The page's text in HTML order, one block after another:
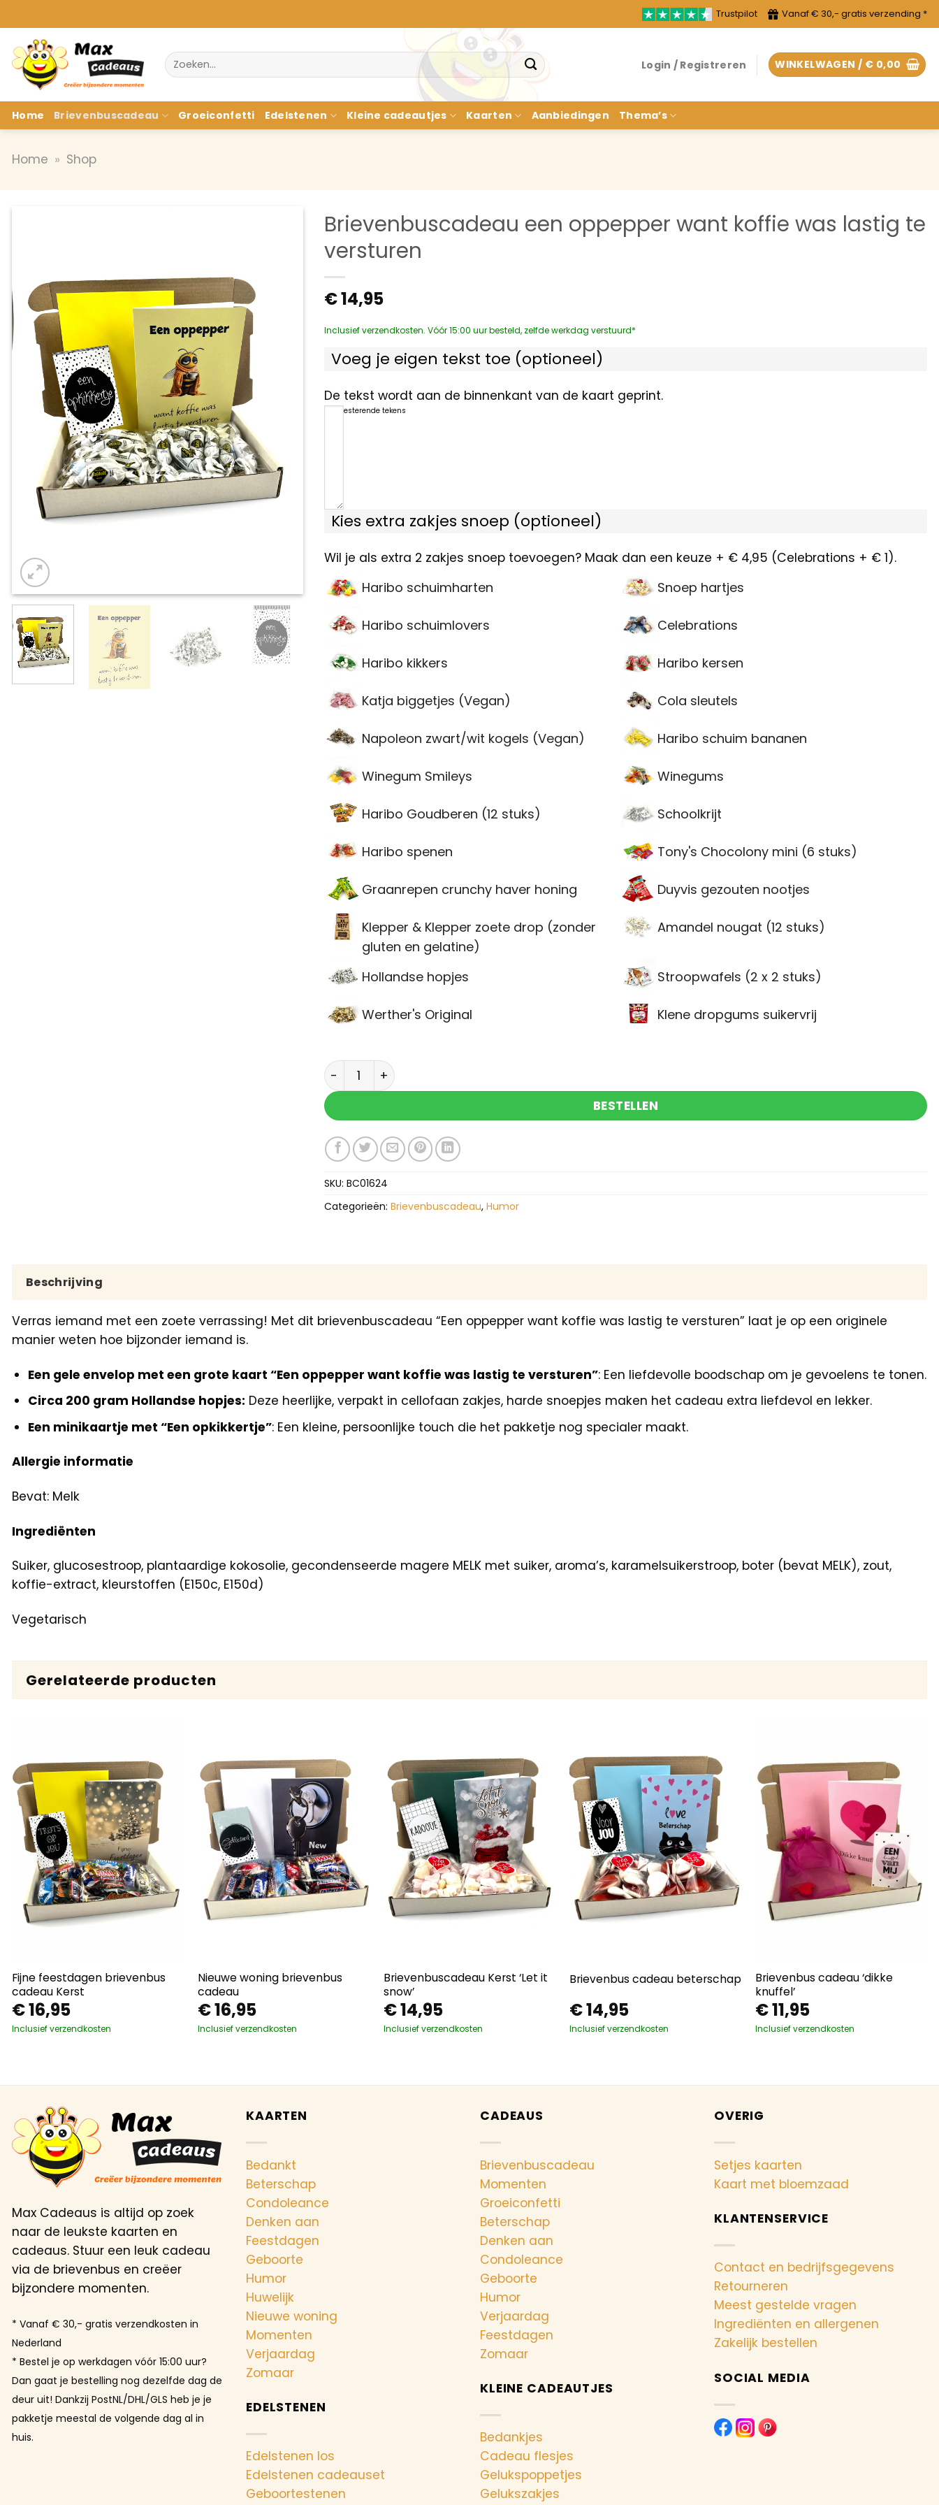
naar
inhoud
Trustpilot Vanaf € 30,- gratis verzending *
Zoeken
naar:
Login / Registreren WINKELWAGEN / € 0,00
Home Brievenbuscadeau Groeiconfetti Edelstenen Kleine cadeautjes Kaarten Aanbiedingen Thema’s
Home » Shop
Brievenbuscadeau een oppepper want koffie was lastig te
versturen
€14,95
Inclusief verzendkosten. Vóór 15:00 uur besteld, zelfde werkdag verstuurd*
Voeg je eigen tekst toe (optioneel)
De tekst wordt aan de binnenkant van de kaart geprint.
resterende tekens
Kies extra zakjes snoep (optioneel)
Wil je als extra 2 zakjes snoep toevoegen? Maak dan een keuze + € 4,95 (Celebrations + € 1).
Haribo schuimharten Snoep hartjes
Haribo schuimlovers Celebrations
Haribo kikkers Haribo kersen
Katja biggetjes (Vegan) Cola sleutels
Napoleon zwart/wit kogels (Vegan) Haribo schuim bananen
Winegum Smileys Winegums
Haribo Goudberen (12 stuks) Schoolkrijt
Haribo spenen Tony's Chocolony mini (6 stuks)
Graanrepen crunchy haver honing Duyvis gezouten nootjes
Klepper & Klepper zoete drop (zonder
gluten en gelatine)
Amandel nougat (12 stuks)
Hollandse hopjes Stroopwafels (2 x 2 stuks)
Werther's Original Klene dropgums suikervrij
Brievenbuscadeau een oppepper want koffie was lastig te versturen aantal
BESTELLEN
SKU: BC01624
Categorieën: Brievenbuscadeau, Humor
Beschrijving
Verras iemand met een zoete verrassing! Met dit brievenbuscadeau “Een oppepper want koffie was lastig te versturen” laat je op een originele
manier weten hoe bijzonder iemand is.
Een gele envelop met een grote kaart “Een oppepper want koffie was lastig te versturen”: Een liefdevolle boodschap om je gevoelens te tonen.
Circa 200 gram Hollandse hopjes: Deze heerlijke, verpakt in cellofaan zakjes, harde snoepjes maken het cadeau extra liefdevol en lekker.
Een minikaartje met “Een opkikkertje”: Een kleine, persoonlijke touch die het pakketje nog specialer maakt.
Allergie informatie
Bevat: Melk
Ingrediënten
Suiker, glucosestroop, plantaardige kokosolie, gecondenseerde magere MELK met suiker, aroma’s, karamelsuikerstroop, boter (bevat MELK), zout,
koffie-extract, kleurstoffen (E150c, E150d)
Vegetarisch
Gerelateerde producten
Fijne feestdagen brievenbus
cadeau Kerst
€16,95
Inclusief verzendkosten
Nieuwe woning brievenbus
cadeau
€16,95
Inclusief verzendkosten
Brievenbuscadeau Kerst ‘Let it
snow’
€14,95
Inclusief verzendkosten
Brievenbus cadeau beterschap
€14,95
Inclusief verzendkosten
Brievenbus cadeau ‘dikke
knuffel’
€11,95
Inclusief verzendkosten
Max Cadeaus is altijd op zoek
naar de leukste kaarten en
cadeaus. Stuur een leuk cadeau
via de brievenbus en creëer
bijzondere momenten.
* Vanaf € 30,- gratis verzendkosten in
Nederland
* Bestel je op werkdagen vóór 15:00 uur?
Dan gaat je bestelling nog dezelfde dag de
deur uit! Dankzij PostNL/DHL/GLS heb je je
pakketje meestal de volgende dag al in
huis.
KAARTEN
Bedankt
Beterschap
Condoleance
Denken aan
Feestdagen
Geboorte
Humor
Huwelijk
Nieuwe woning
Momenten
Verjaardag
Zomaar
EDELSTENEN
Edelstenen los
Edelstenen cadeauset
Geboortestenen
CADEAUS
Brievenbuscadeau
Momenten
Groeiconfetti
Beterschap
Denken aan
Condoleance
Geboorte
Humor
Verjaardag
Feestdagen
Zomaar
KLEINE CADEAUTJES
Bedankjes
Cadeau flesjes
Gelukspoppetjes
Gelukszakjes
OVERIG
Setjes kaarten
Kaart met bloemzaad
KLANTENSERVICE
Contact en bedrijfsgegevens
Retourneren
Meest gestelde vragen
Ingrediënten en allergenen
Zakelijk bestellen
SOCIAL MEDIA